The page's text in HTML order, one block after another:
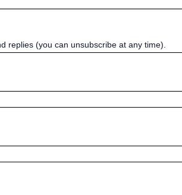
replies (you can unsubscribe at any time).